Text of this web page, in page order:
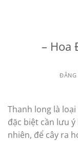
Cách
– Hoa
Thanh long là
đặc biệt cần lưu
nhiên, để cây ra